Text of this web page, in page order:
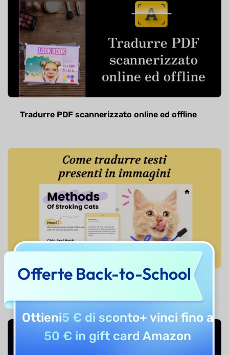
Tradurre PDF scannerizzato online ed offline
Offerte Back-to-School
Ottieni5 € di sconto+ vinci fino a
50 € in gift card Amazon